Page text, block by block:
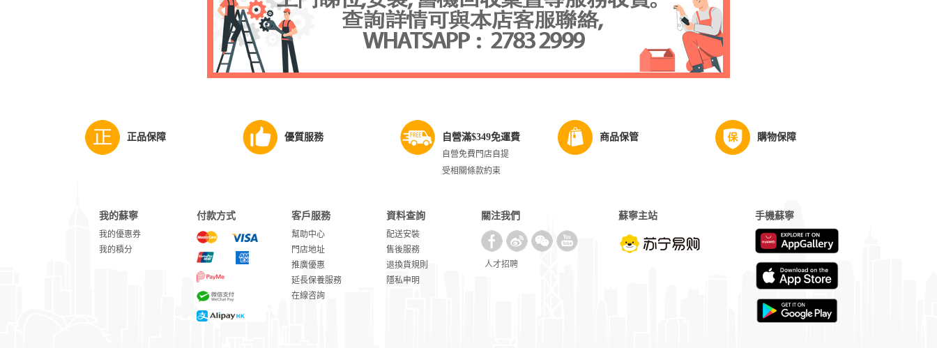
正品保障 優質服務 自營滿$349免運費
自營免費門店自提
受相關條款約束
商品保管 購物保障
我的蘇寧
我的優惠券
我的積分
付款方式 客戶服務
幫助中心
門店地址
推廣優惠
延長保養服務
在線咨詢
資料查詢
配送安裝
售後服務
退換貨規則
隱私申明
關注我們
人才招聘
蘇寧主站 手機蘇寧